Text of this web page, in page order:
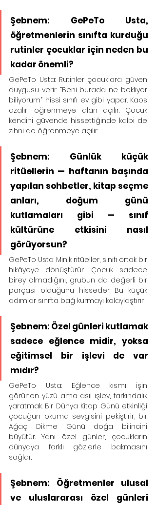
Şebnem: GePeTo Usta,
öğretmenlerin sınıfta kurduğu
rutinler çocuklar için neden bu
kadar önemli?
GePeTo Usta: Rutinler çocuklara güven
duygusu verir. “Beni burada ne bekliyor
biliyorum” hissi sınıfı ev gibi yapar. Kaos
azalır, öğrenmeye alan açılır. Çocuk
kendini güvende hissettiğinde kalbi de
zihni de öğrenmeye açılır.
Şebnem: Günlük küçük
ritüellerin — haftanın başında
yapılan sohbetler, kitap seçme
anları, doğum günü
kutlamaları gibi — sınıf
kültürüne etkisini nasıl
görüyorsun?
GePeTo Usta: Minik ritüeller, sınıfı ortak bir
hikâyeye dönüştürür. Çocuk sadece
birey olmadığını, grubun da değerli bir
parçası olduğunu hisseder. Bu küçük
adımlar sınıfta bağ kurmayı kolaylaştırır.
Şebnem: Özel günleri kutlamak
sadece eğlence midir, yoksa
eğitimsel bir işlevi de var
mıdır?
GePeTo Usta: Eğlence kısmı işin
görünen yüzü ama asıl işlev, farkındalık
yaratmak. Bir Dünya Kitap Günü etkinliği
çocuğun okuma sevgisini pekiştirir, bir
Ağaç Dikme Günü doğa bilincini
büyütür. Yani özel günler, çocukların
dünyaya farklı gözlerle bakmasını
sağlar.
Şebnem: Öğretmenler ulusal
ve uluslararası özel günleri